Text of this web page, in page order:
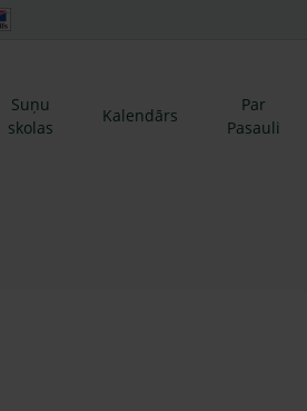
Suņu
skolas
Kalendārs
Par
Pasauli